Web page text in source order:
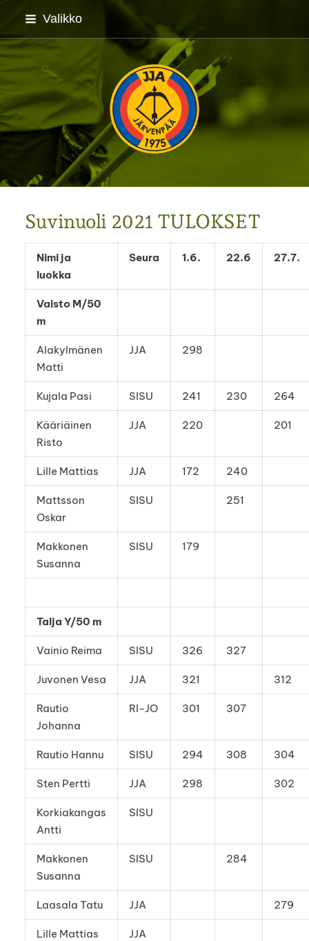
Siirry
sisältöön
Valikko
Järvenpään
Suvinuoli 2021 TULOKSET
Nimi ja
luokka
Seura 1.6. 22.6 27.7.
Vaisto M/50
m
Alakylmänen
Matti
JJA 298
Kujala Pasi SISU 241 230 264
Kääriäinen
Risto
JJA 220 201
Lille Mattias JJA 172 240
Mattsson
Oskar
SISU 251
Makkonen
Susanna
SISU 179
Talja Y/50 m
Vainio Reima SISU 326 327
Juvonen Vesa JJA 321 312
Rautio
Johanna
RI-JO 301 307
Rautio Hannu SISU 294 308 304
Sten Pertti JJA 298 302
Korkiakangas
Antti
SISU
Makkonen
Susanna
SISU 284
Laasala Tatu JJA 279
Lille Mattias JJA